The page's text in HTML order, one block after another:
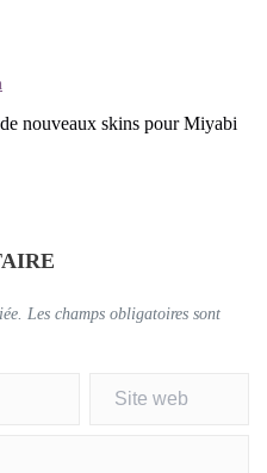
nouveaux skins pour Miyabi
Les champs obligatoires sont